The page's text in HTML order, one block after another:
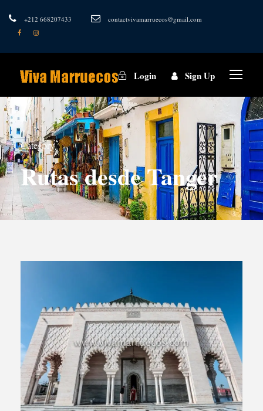
+212 668207433 contactvivamarruecos@gmail.com
Login Sign Up
Category
Rutas desde Tanger